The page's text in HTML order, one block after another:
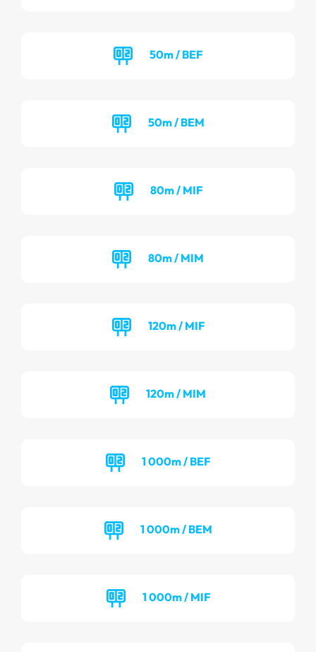
50m / BEF
50m / BEM
80m / MIF
80m / MIM
120m / MIF
120m / MIM
1 000m / BEF
1 000m / BEM
1 000m / MIF